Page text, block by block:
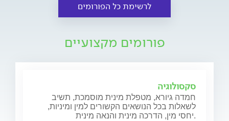
לרשימת כל הפורומים
פורומים מקצועיים
סקסולוגיה
חמדה גיורא, מטפלת מינית מוסמכת, תשיב
לשאלות בכל הנושאים הקשורים למין ומיניות,
יחסי מין, הדרכה מינית והנאה מינית.